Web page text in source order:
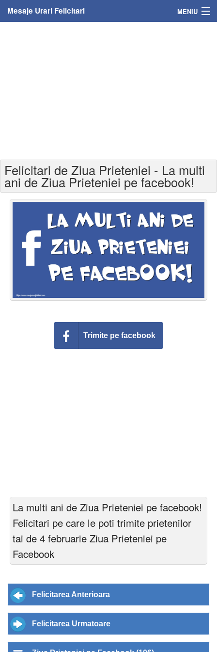
Mesaje Urari Felicitari MENIU
Felicitari varsta
Felicitari zilele anului
Felicitari zile saptamana
Felicitari muzicale
Felicitari muzicale personalizate
Conecteaza-te
Felicitari de Ziua Prieteniei - La multi
ani de Ziua Prieteniei pe facebook!
Trimite pe facebook
La multi ani de Ziua Prieteniei pe facebook!
Felicitari pe care le poti trimite prietenilor
tai de 4 februarie Ziua Prieteniei pe
Facebook
Felicitarea Anterioara
Felicitarea Urmatoare